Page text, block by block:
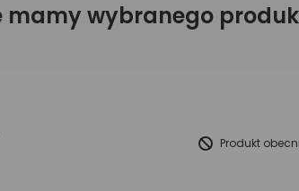
mamy wybranego
Produkt